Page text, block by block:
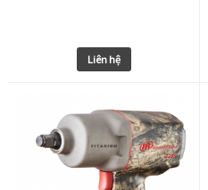
Liên hệ